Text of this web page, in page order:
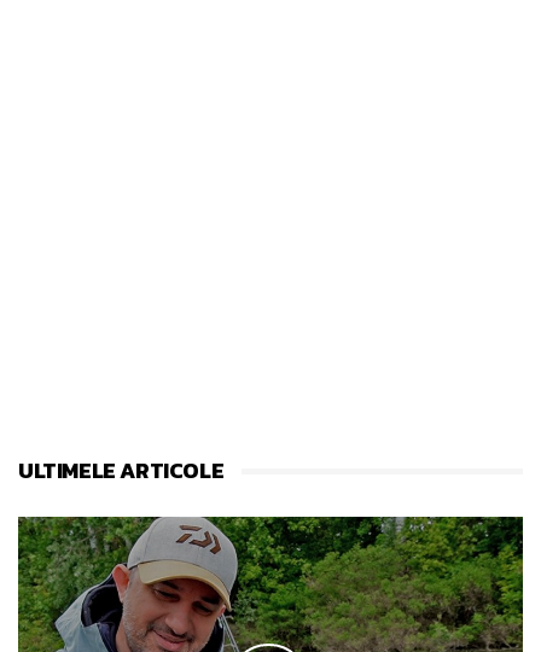
ULTIMELE ARTICOLE